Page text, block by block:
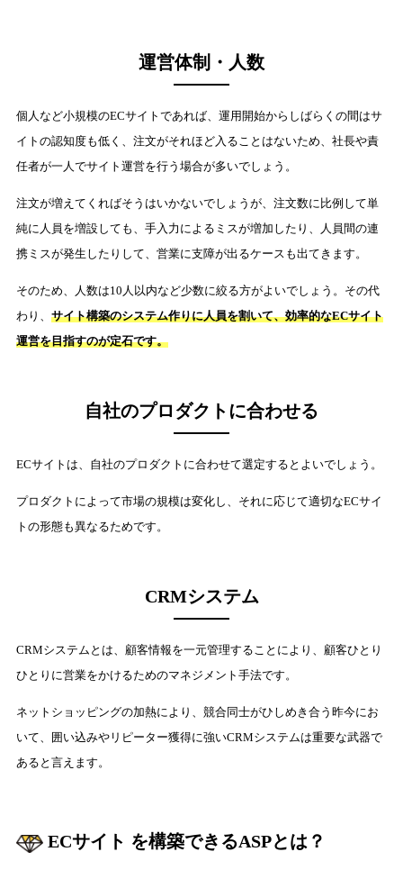
運営体制・人数
個人など小規模のECサイトであれば、運用開始からしばらくの間はサ
イトの認知度も低く、注文がそれほど入ることはないため、社長や責
任者が一人でサイト運営を行う場合が多いでしょう。
注文が増えてくればそうはいかないでしょうが、注文数に比例して単
純に人員を増設しても、手入力によるミスが増加したり、人員間の連
携ミスが発生したりして、営業に支障が出るケースも出てきます。
そのため、人数は10人以内など少数に絞る方がよいでしょう。その代
わり、 サイト構築のシステム作りに人員を割いて、効率的なECサイト
運営を目指すのが定石です。
自社のプロダクトに合わせる
ECサイトは、自社のプロダクトに合わせて選定するとよいでしょう。
プロダクトによって市場の規模は変化し、それに応じて適切なECサイ
トの形態も異なるためです。
CRMシステム
CRMシステムとは、顧客情報を一元管理することにより、顧客ひとり
ひとりに営業をかけるためのマネジメント手法です。
ネットショッピングの加熱により、競合同士がひしめき合う昨今にお
いて、囲い込みやリピーター獲得に強いCRMシステムは重要な武器で
あると言えます。
ECサイト を構築できるASPとは？